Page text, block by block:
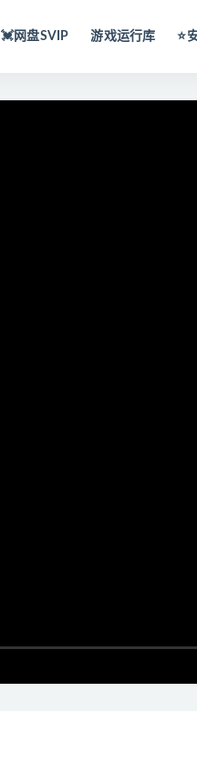
💓网盘SVIP 游戏运行库 ⭐️